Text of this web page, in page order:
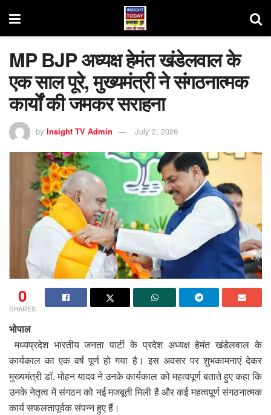
MP BJP अध्यक्ष हेमंत खंडेलवाल के
एक साल पूरे, मुख्यमंत्री ने संगठनात्मक
कार्यों की जमकर सराहना
by Insight TV Admin July 2, 2026
0
SHARES
भोपाल
मध्यप्रदेश भारतीय जनता पार्टी के प्रदेश अध्यक्ष हेमंत खंडेलवाल के
कार्यकाल का एक वर्ष पूर्ण हो गया है। इस अवसर पर शुभकामनाएं देकर
मुख्यमंत्री डॉ. मोहन यादव ने उनके कार्यकाल को महत्वपूर्ण बताते हुए कहा कि
उनके नेतृत्व में संगठन को नई मजबूती मिली है और कई महत्वपूर्ण संगठनात्मक
कार्य सफलतापूर्वक संपन्न हुए हैं।